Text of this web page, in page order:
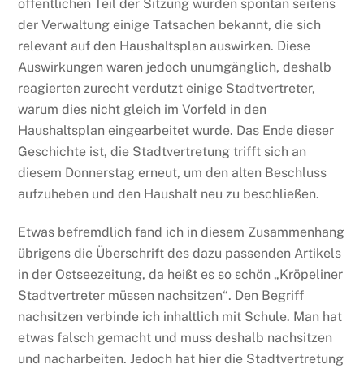
öffentlichen Teil der Sitzung wurden spontan seitens
der Verwaltung einige Tatsachen bekannt, die sich
relevant auf den Haushaltsplan auswirken. Diese
Auswirkungen waren jedoch unumgänglich, deshalb
reagierten zurecht verdutzt einige Stadtvertreter,
warum dies nicht gleich im Vorfeld in den
Haushaltsplan eingearbeitet wurde. Das Ende dieser
Geschichte ist, die Stadtvertretung trifft sich an
diesem Donnerstag erneut, um den alten Beschluss
aufzuheben und den Haushalt neu zu beschließen.
Etwas befremdlich fand ich in diesem Zusammenhang
übrigens die Überschrift des dazu passenden Artikels
in der Ostseezeitung, da heißt es so schön „Kröpeliner
Stadtvertreter müssen nachsitzen“. Den Begriff
nachsitzen verbinde ich inhaltlich mit Schule. Man hat
etwas falsch gemacht und muss deshalb nachsitzen
und nacharbeiten. Jedoch hat hier die Stadtvertretung